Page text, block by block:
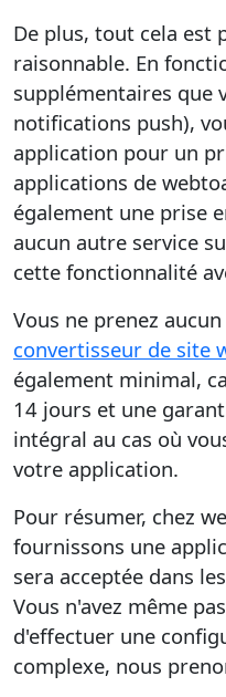
De plus, tout cela est
raisonnable. En
supplémentaires que
notifications push),
application pour un
applications de
également une prise
aucun autre service
cette fonctionnalité
Vous ne prenez
convertisseur de site
également minimal,
14 jours et une
intégral au cas où
votre application.
Pour résumer, chez
fournissons une
sera acceptée dans
Vous n'avez même
d'effectuer une
complexe, nous